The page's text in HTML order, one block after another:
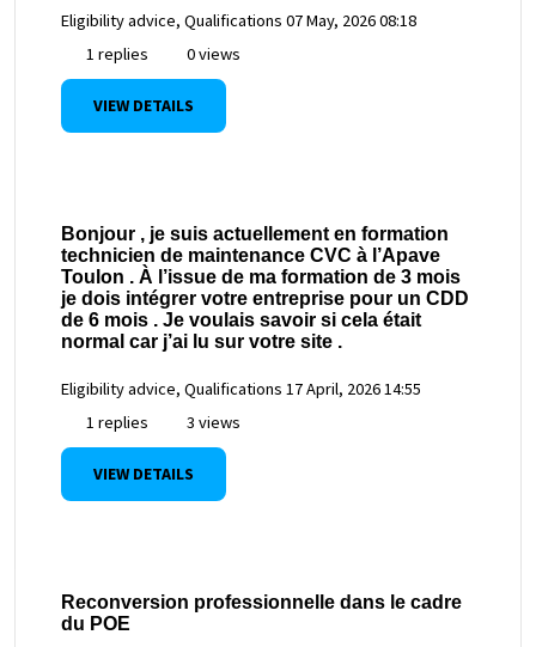
Eligibility advice, Qualifications 07 May, 2026 08:18
1 replies
0 views
VIEW DETAILS
Bonjour , je suis actuellement en formation
technicien de maintenance CVC à l’Apave
Toulon . À l’issue de ma formation de 3 mois
je dois intégrer votre entreprise pour un CDD
de 6 mois . Je voulais savoir si cela était
normal car j’ai lu sur votre site .
Eligibility advice, Qualifications 17 April, 2026 14:55
1 replies
3 views
VIEW DETAILS
Reconversion professionnelle dans le cadre
du POE